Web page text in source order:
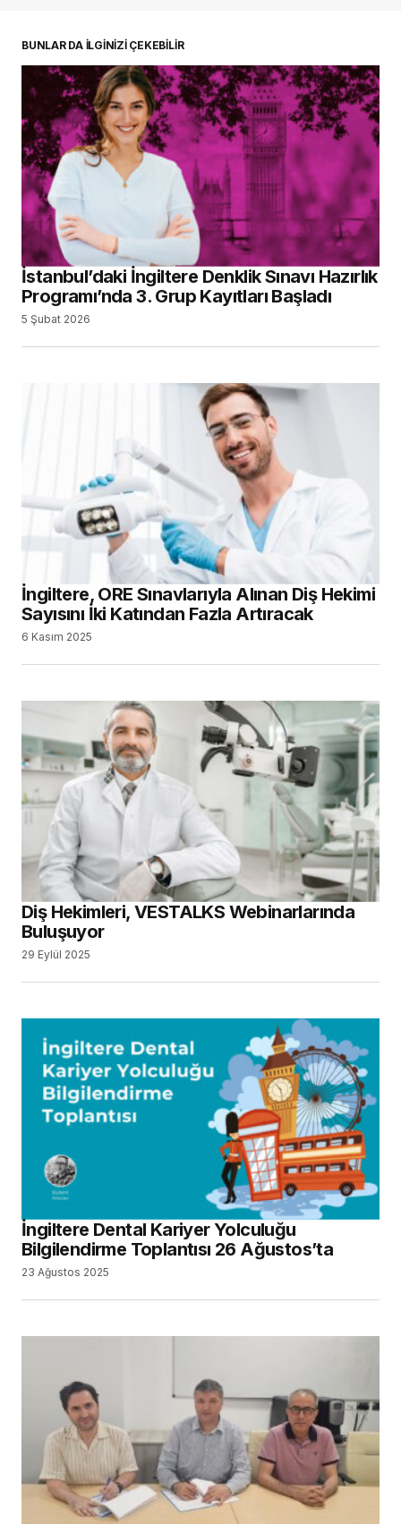
BUNLAR DA İLGİNİZİ ÇEKEBİLİR
İstanbul’daki İngiltere Denklik Sınavı Hazırlık
Programı’nda 3. Grup Kayıtları Başladı
5 Şubat 2026
İngiltere, ORE Sınavlarıyla Alınan Diş Hekimi
Sayısını İki Katından Fazla Artıracak
6 Kasım 2025
Diş Hekimleri, VESTALKS Webinarlarında
Buluşuyor
29 Eylül 2025
İngiltere Dental Kariyer Yolculuğu
Bilgilendirme Toplantısı 26 Ağustos’ta
23 Ağustos 2025